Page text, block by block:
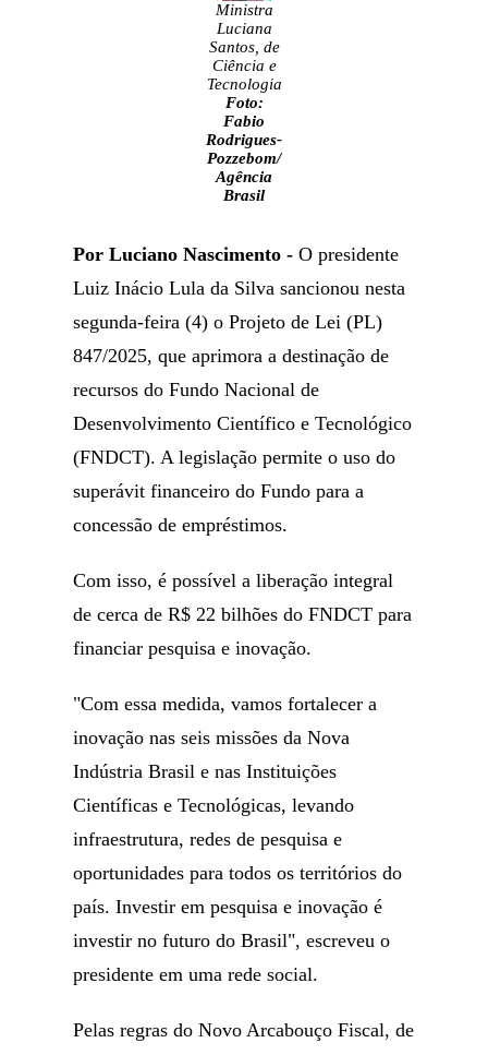
Ministra
Luciana
Santos, de
Ciência e
Tecnologia
Foto:
Fabio
Rodrigues-
Pozzebom/
Agência
Brasil
Por Luciano Nascimento -O presidente
Luiz Inácio Lula da Silva sancionou nesta
segunda-feira (4) o Projeto de Lei (PL)
847/2025, que aprimora a destinação de
recursos do Fundo Nacional de
Desenvolvimento Científico e Tecnológico
(FNDCT). A legislação permite o uso do
superávit financeiro do Fundo para a
concessão de empréstimos.
Com isso, é possível a liberação integral
de cerca de R$ 22 bilhões do FNDCT para
financiar pesquisa e inovação.
"Com essa medida, vamos fortalecer a
inovação nas seis missões da Nova
Indústria Brasil e nas Instituições
Científicas e Tecnológicas, levando
infraestrutura, redes de pesquisa e
oportunidades para todos os territórios do
país. Investir em pesquisa e inovação é
investir no futuro do Brasil", escreveu o
presidente em uma rede social.
Pelas regras do Novo Arcabouço Fiscal, de